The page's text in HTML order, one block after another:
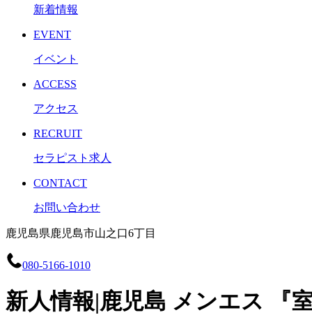
新着情報
EVENT
イベント
ACCESS
アクセス
RECRUIT
セラピスト求人
CONTACT
お問い合わせ
鹿児島県鹿児島市山之口6丁目
080-5166-1010
新人情報|鹿児島 メンエス 『